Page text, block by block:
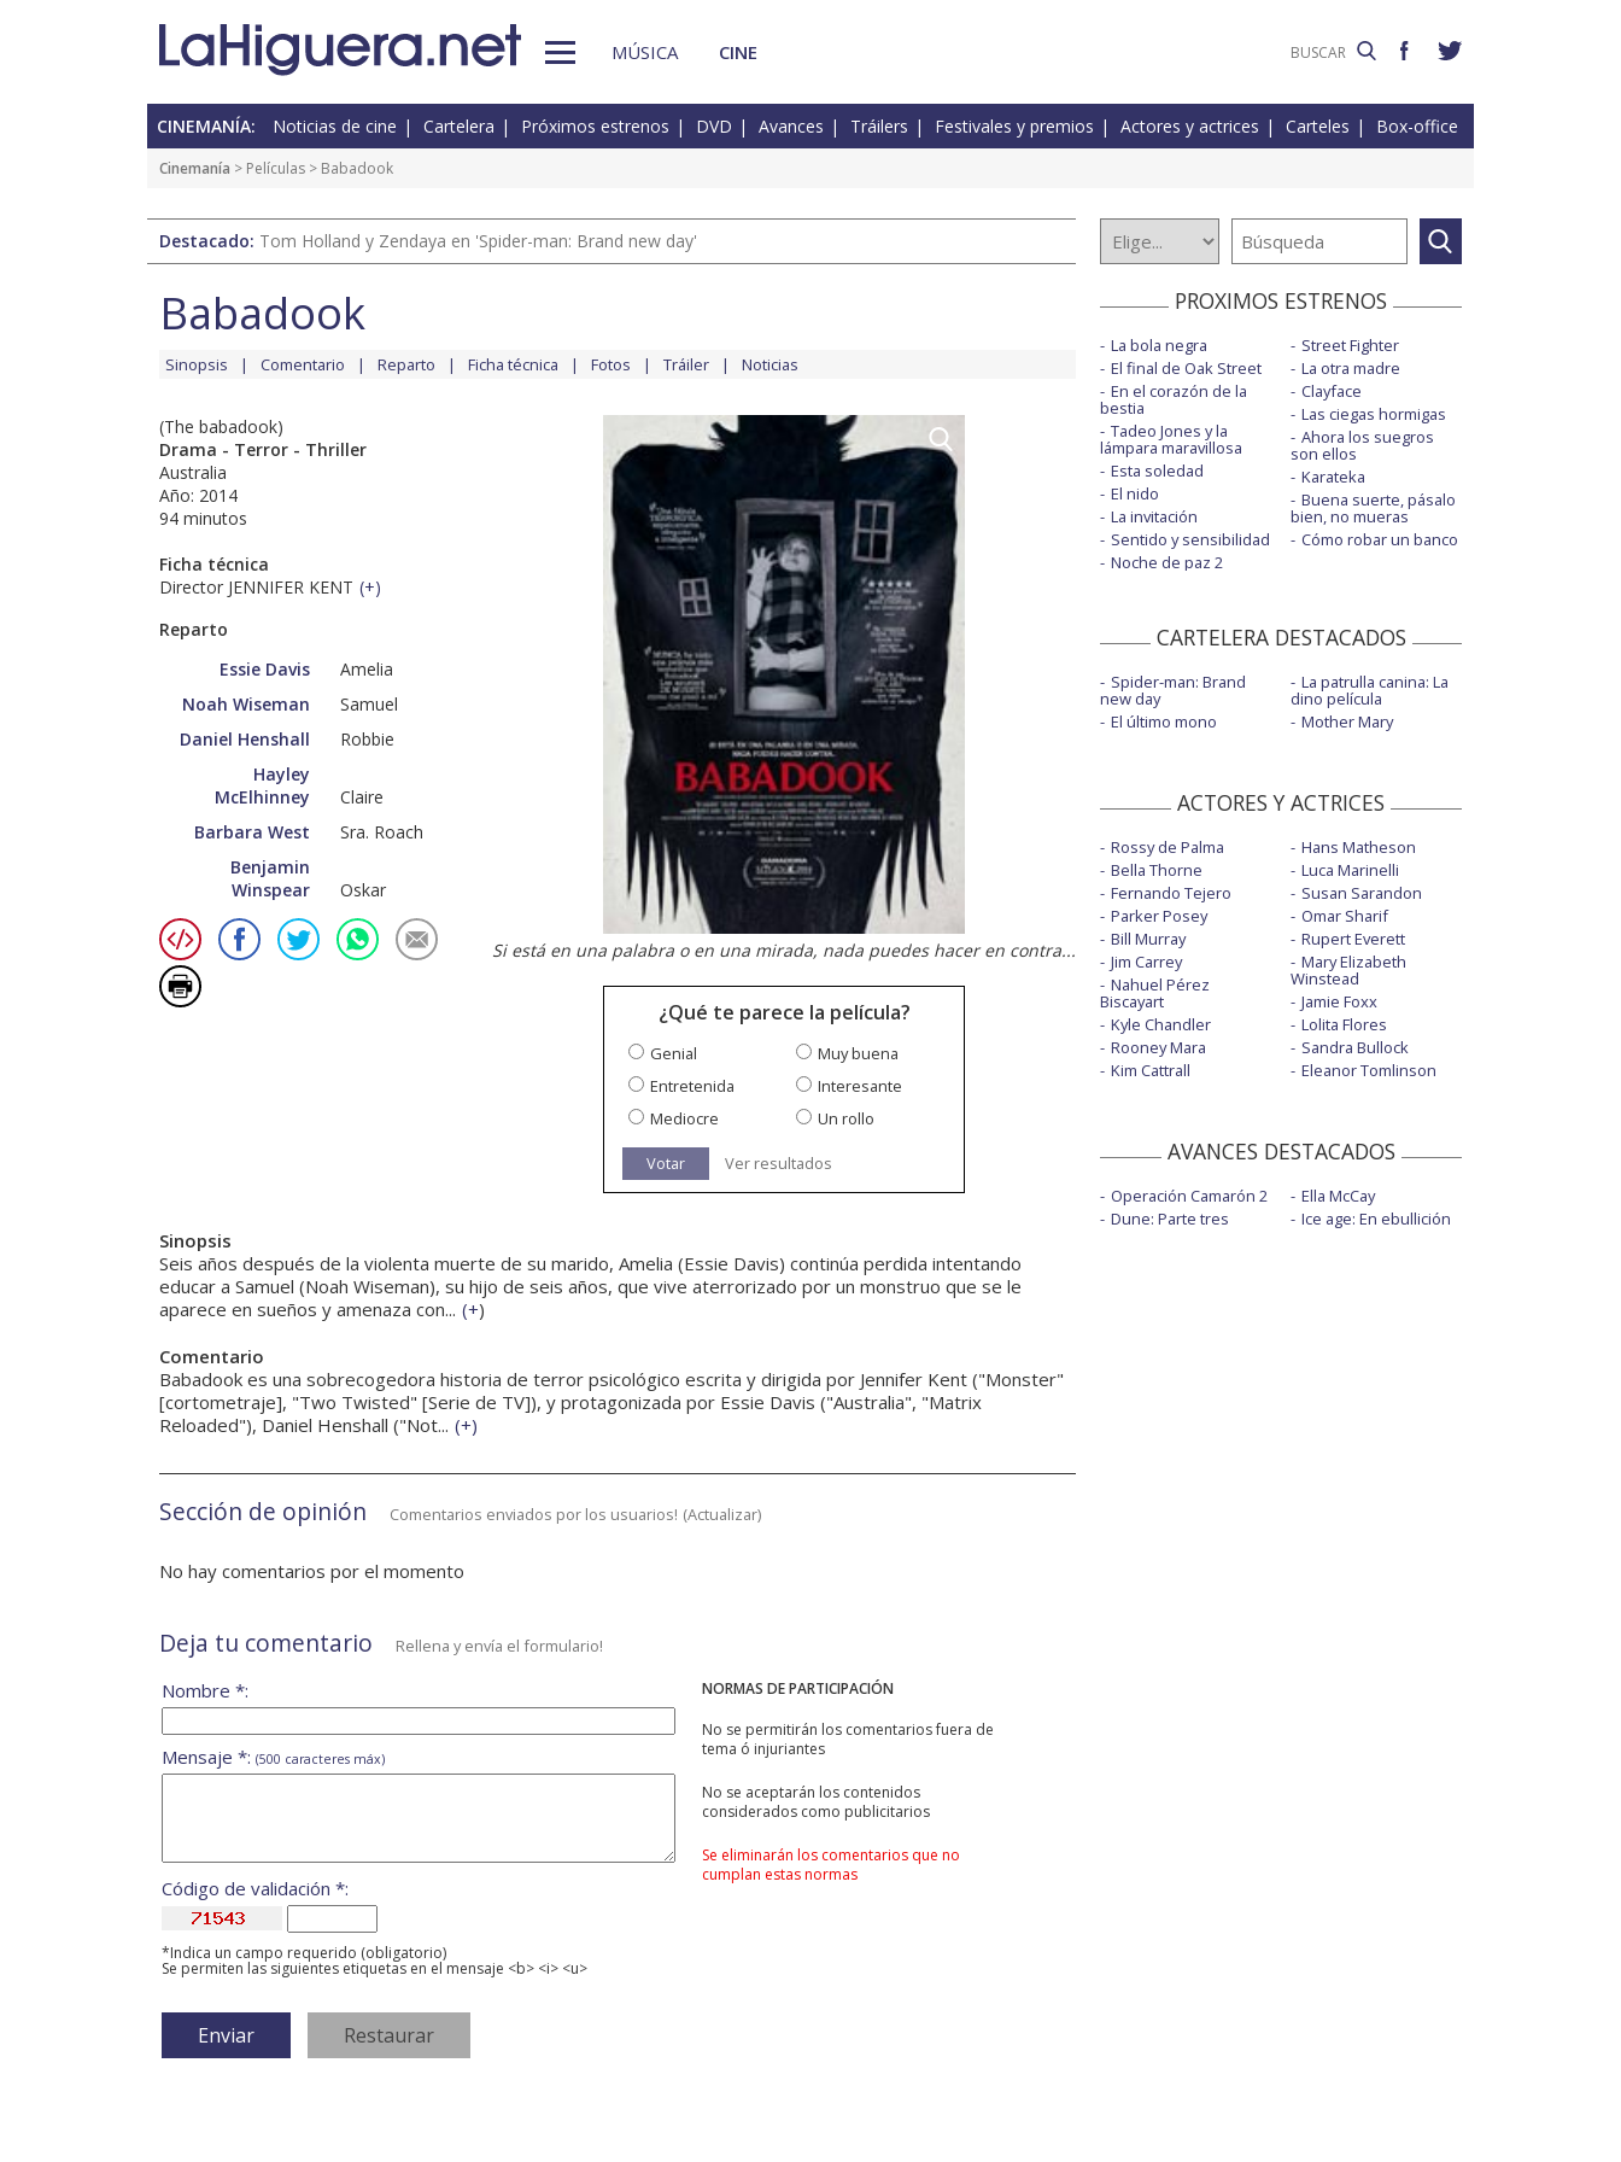
MÚSICA CINE
CINEMANÍA: Noticias de cine Cartelera Próximos estrenos DVD Avances Tráilers Festivales y premios Actores y actrices Carteles Box-office
Cinemanía > Películas > Babadook
Destacado: Tom Holland y Zendaya en 'Spider-man: Brand new day'
Babadook
Sinopsis Comentario Reparto Ficha técnica Fotos Tráiler Noticias
(The babadook)
Drama - Terror - Thriller
Australia
Año: 2014
94 minutos
Ficha técnica
Director JENNIFER KENT (+)
Reparto
Essie Davis
Amelia
Noah Wiseman
Samuel
Daniel Henshall
Robbie
Hayley
McElhinney
Claire
Barbara West
Sra. Roach
Benjamin
Winspear
Oskar
Si está en una palabra o en una mirada, nada puedes hacer en contra...
¿Qué te parece la película?
Genial
Muy buena
Entretenida
Interesante
Mediocre
Un rollo
Votar Ver resultados
Sinopsis
Seis años después de la violenta muerte de su marido, Amelia (Essie Davis) continúa perdida intentando
educar a Samuel (Noah Wiseman), su hijo de seis años, que vive aterrorizado por un monstruo que se le
aparece en sueños y amenaza con... (+)
Comentario
Babadook es una sobrecogedora historia de terror psicológico escrita y dirigida por Jennifer Kent ("Monster"
[cortometraje], "Two Twisted" [Serie de TV]), y protagonizada por Essie Davis ("Australia", "Matrix
Reloaded"), Daniel Henshall ("Not... (+)
Sección de opinión Comentarios enviados por los usuarios! (Actualizar)
No hay comentarios por el momento
Deja tu comentario Rellena y envía el formulario!
NORMAS DE PARTICIPACIÓN
No se permitirán los comentarios fuera de
tema ó injuriantes
No se aceptarán los contenidos
considerados como publicitarios
Se eliminarán los comentarios que no
cumplan estas normas
Nombre *:
Mensaje *: (500 caracteres máx)
Código de validación *:
*Indica un campo requerido (obligatorio)
Se permiten las siguientes etiquetas en el mensaje <b> <i> <u>
PROXIMOS ESTRENOS
La bola negra
El final de Oak Street
En el corazón de la
bestia
Tadeo Jones y la
lámpara maravillosa
Esta soledad
El nido
La invitación
Sentido y sensibilidad
Noche de paz 2
Street Fighter
La otra madre
Clayface
Las ciegas hormigas
Ahora los suegros
son ellos
Karateka
Buena suerte, pásalo
bien, no mueras
Cómo robar un banco
CARTELERA DESTACADOS
Spider-man: Brand
new day
El último mono
La patrulla canina: La
dino película
Mother Mary
ACTORES Y ACTRICES
Rossy de Palma
Bella Thorne
Fernando Tejero
Parker Posey
Bill Murray
Jim Carrey
Nahuel Pérez
Biscayart
Kyle Chandler
Rooney Mara
Kim Cattrall
Hans Matheson
Luca Marinelli
Susan Sarandon
Omar Sharif
Rupert Everett
Mary Elizabeth
Winstead
Jamie Foxx
Lolita Flores
Sandra Bullock
Eleanor Tomlinson
AVANCES DESTACADOS
Operación Camarón 2
Dune: Parte tres
Ella McCay
Ice age: En ebullición